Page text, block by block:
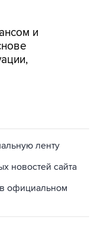
и
новостей сайта
официальном